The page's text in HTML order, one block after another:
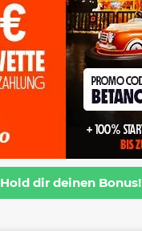
Hold dir deinen Bonus!